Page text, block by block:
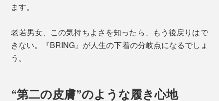
ます。
老若男女、この気持ちよさを知ったら、もう後戻りはで
きない。『BRING』が人生の下着の分岐点になるでしょ
う。
“第二の皮膚”のような履き心地